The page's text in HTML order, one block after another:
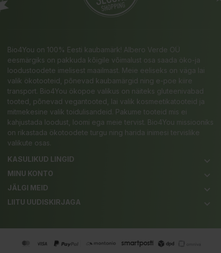
Bio4You on 100% Eesti kaubamärk! Albero Verde OÜ
eesmärgiks on pakkuda kõigile võimalust osa saada öko-ja
loodustoodete imelisest maailmast. Meie eeliseks on väga lai
valik ökotooteid, põnevad kaubamärgid ning e-poe kiire
transport. Bio4You ökopoe valikus on näiteks gluteenivabad
tooted, põnevad vegantooted, lai valik kosmeetikatooteid ja
mitmekesine valik toidulisandeid. Pakume tooteid mis ei
kahjustada loodust, loomi ega meie tervist. Bio4You missiooniks
on rikastada ökotoodete turgu ning harida inimesi tervislike
valikute osas.
KASULIKUD LINGID
keyboard_arrow_down
MINU KONTO keyboard_arrow_down
JÄLGI MEID keyboard_arrow_down
LIITU UUDISKIRJAGA keyboard_arrow_down